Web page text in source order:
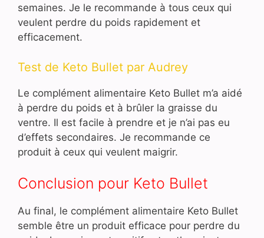
semaines. Je le recommande à tous ceux qui
veulent perdre du poids rapidement et
efficacement.
Test de Keto Bullet par Audrey
Le complément alimentaire Keto Bullet m’a aidé
à perdre du poids et à brûler la graisse du
ventre. Il est facile à prendre et je n’ai pas eu
d’effets secondaires. Je recommande ce
produit à ceux qui veulent maigrir.
Conclusion pour Keto Bullet
Au final, le complément alimentaire Keto Bullet
semble être un produit efficace pour perdre du